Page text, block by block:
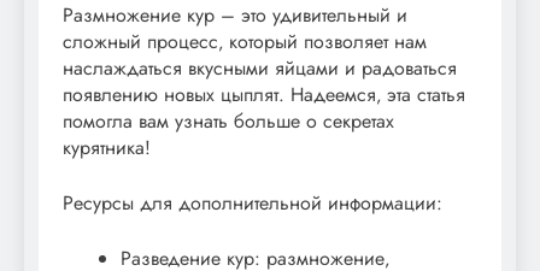
Размножение кур – это удивительный и
сложный процесс‚ который позволяет нам
наслаждаться вкусными яйцами и радоваться
появлению новых цыплят. Надеемся‚ эта статья
помогла вам узнать больше о секретах
курятника!
Ресурсы для дополнительной информации:
Разведение кур: размножение‚